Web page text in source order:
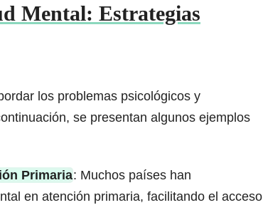
Mental: Estrategias
los problemas psicológicos y
se presentan algunos ejemplos
Primaria: Muchos países han
en atención primaria, facilitando el acceso